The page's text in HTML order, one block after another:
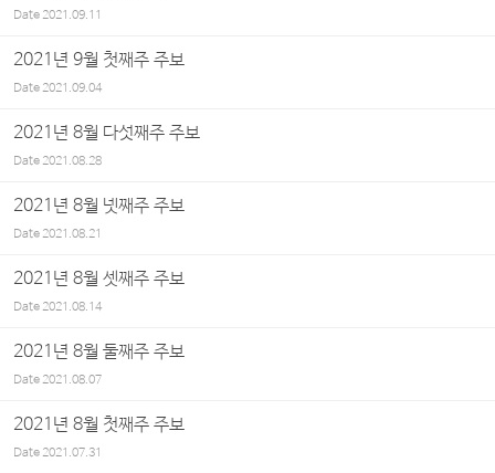
Date2021.09.11
2021년 9월 첫째주 주보
Date2021.09.04
2021년 8월 다섯째주 주보
Date2021.08.28
2021년 8월 넷째주 주보
Date2021.08.21
2021년 8월 셋째주 주보
Date2021.08.14
2021년 8월 둘째주 주보
Date2021.08.07
2021년 8월 첫째주 주보
Date2021.07.31